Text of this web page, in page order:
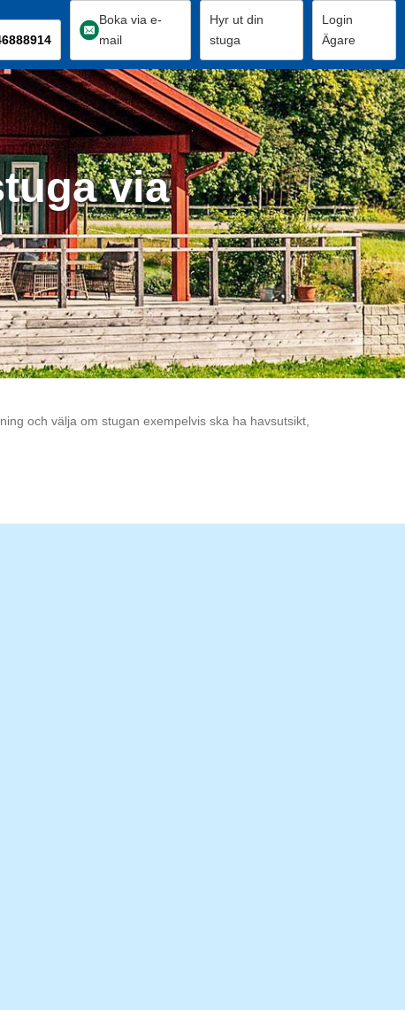
Boka via e-
mail
Hyr ut din
stuga
Login
Ägare
via
och välja om stugan exempelvis ska ha havsutsikt,